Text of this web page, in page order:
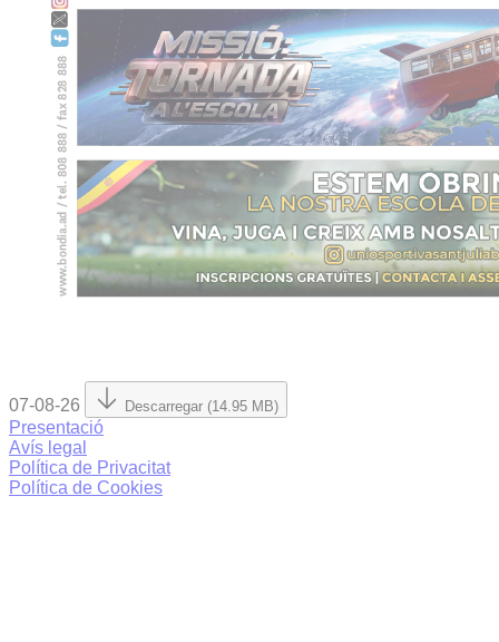
07-08-26 Descarregar (14.95 MB)
Presentació
Avís legal
Política de Privacitat
Política de Cookies